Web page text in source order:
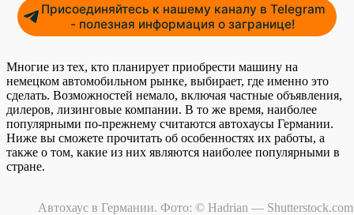
Присоединяйтесь к нашему каналу в Telegram
- полезная информация о загранице!
Многие из тех, кто планирует приобрести машину на
немецком автомобильном рынке, выбирает, где именно это
сделать. Возможностей немало, включая частные объявления,
дилеров, лизинговые компании. В то же время, наиболее
популярными по-прежнему считаются автохаусы Германии.
Ниже вы сможете прочитать об особенностях их работы, а
также о том, какие из них являются наиболее популярными в
стране.
Автохаус в Германии. Фото: © Hadrian — Shutterstock.com